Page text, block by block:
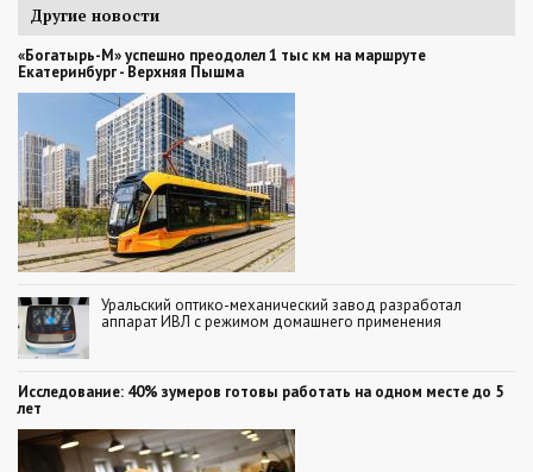
Другие новости
«Богатырь-М» успешно преодолел 1 тыс км на маршруте
Екатеринбург - Верхняя Пышма
Уральский оптико-механический завод разработал
аппарат ИВЛ с режимом домашнего применения
Исследование: 40% зумеров готовы работать на одном месте до 5
лет